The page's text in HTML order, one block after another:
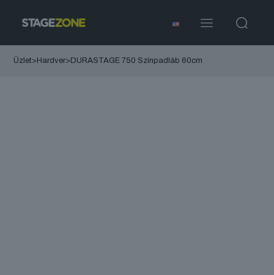
Üzlet> Hardver> DURASTAGE 750 Színpadláb 60cm